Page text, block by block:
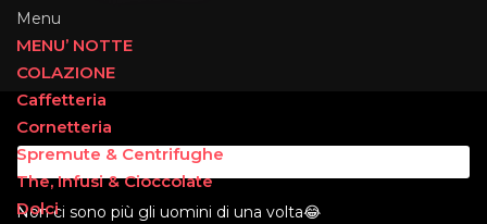
Menu
MENU’ NOTTE
COLAZIONE
Caffetteria
Cornetteria
Spremute & Centrifughe
The, Infusi & Cioccolate
Dolci
Non ci sono più gli uomini di una volta😂